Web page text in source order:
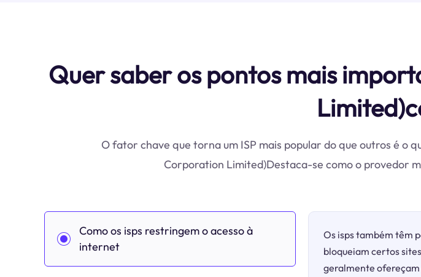
Quer saber os pontos mais
O fator chave que torna um ISP mais popular do que outros é o
Corporation Limited)Destaca-se como o provedor
Como os isps restringem o acesso à
internet
Os isps também têm
bloqueiam certos
geralmente ofereçam